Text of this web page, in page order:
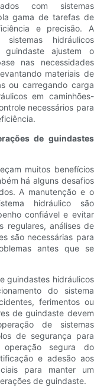
com sistemas
gama de tarefas de
e precisão. A
hidráulicos
ajustem o
nas necessidades
materiais de
ou carregando carga
em caminhões-
necessários para
de guindastes
muitos benefícios
há alguns desafios
A manutenção e o
hidráulico são
confiável e evitar
regulares, análises de
são necessárias para
antes que se
guindastes hidráulicos
do sistema
ferimentos ou
de guindaste devem
de sistemas
de segurança para
segura do
e adesão aos
para manter um
de guindaste.